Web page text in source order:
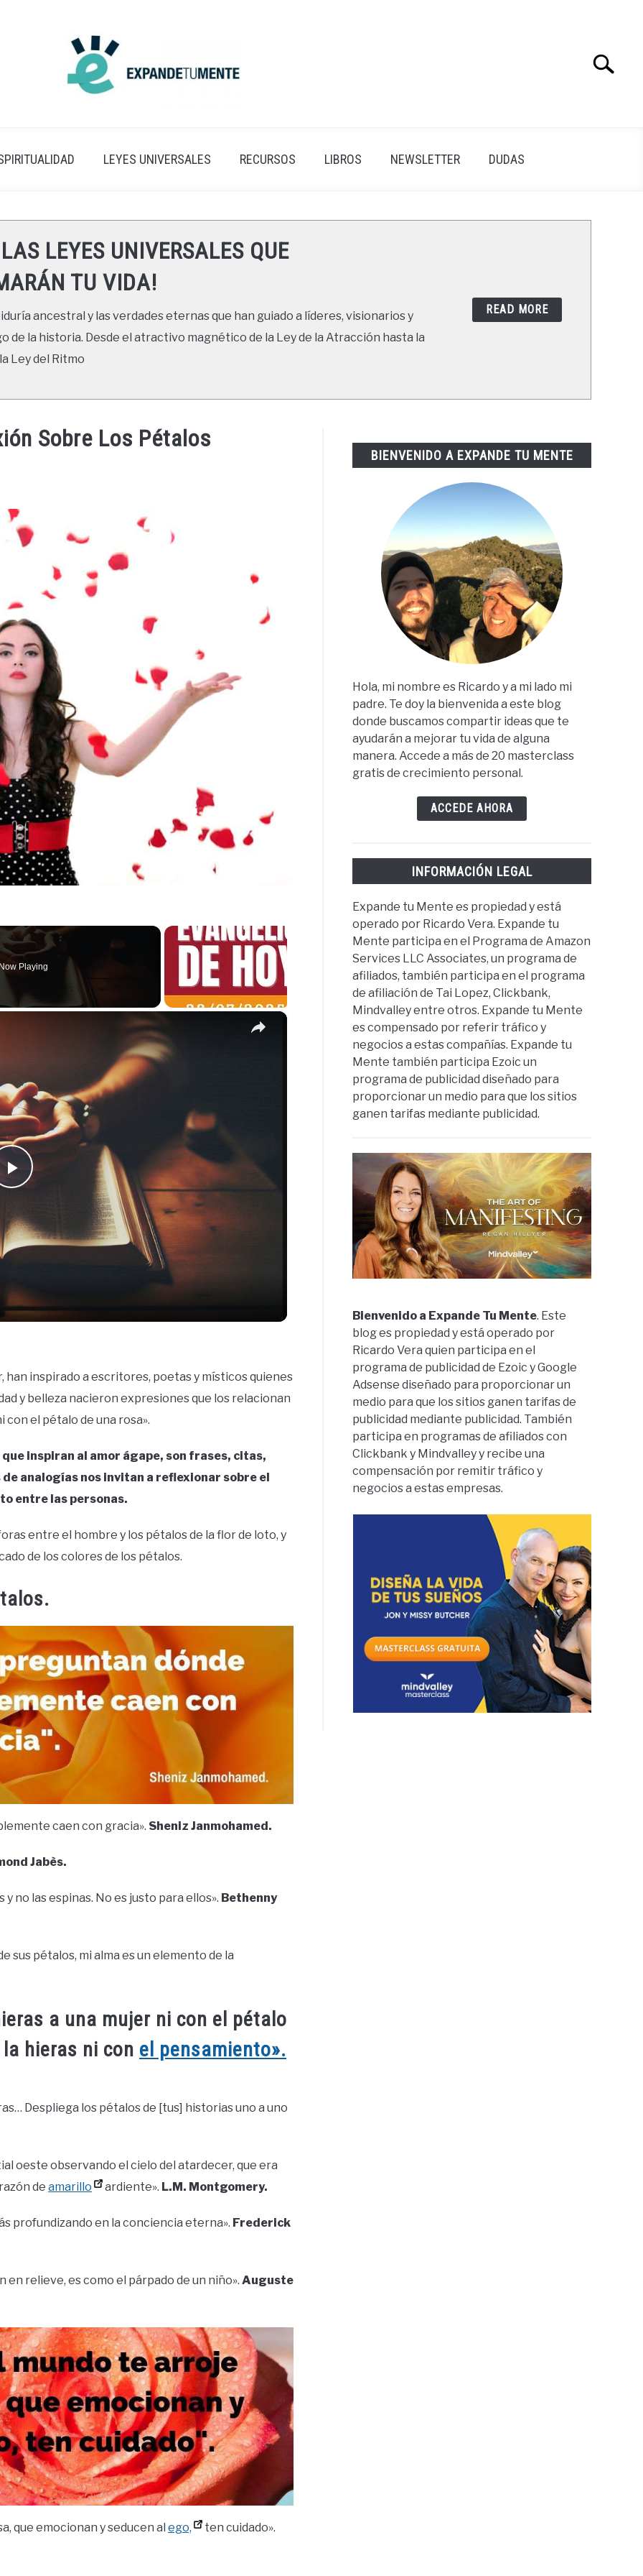
Search
LEYES UNIVERSALES RECURSOS LIBROS NEWSLETTER DUDAS
LEYES UNIVERSALES QUE
TU VIDA!
ancestral y las verdades eternas que han guiado a líderes, visionarios y
de la historia. Desde el atractivo magnético de la Ley de la Atracción hasta la
Ley del Ritmo
READ MORE
Sobre Los Pétalos
Playing
×
Play
Video
han inspirado a escritores, poetas y místicos quienes
y belleza nacieron expresiones que los relacionan
con el pétalo de una rosa».
inspiran al amor ágape, son frases, citas,
analogías nos invitan a reflexionar sobre el
entre las personas.
entre el hombre y los pétalos de la flor de loto, y
de los colores de los pétalos.
caen con gracia». Sheniz Janmohamed.
Jabès.
no las espinas. No es justo para ellos». Bethenny
sus pétalos, mi alma es un elemento de la
a una mujer ni con el pétalo
hieras ni con el pensamiento».
Despliega los pétalos de [tus] historias uno a uno
oeste observando el cielo del atardecer, que era
de amarillo ardiente». L.M. Montgomery.
profundizando en la conciencia eterna». Frederick
en relieve, es como el párpado de un niño». Auguste
que emocionan y seducen al ego, ten cuidado».
BIENVENIDO A EXPANDE TU MENTE
Hola, mi nombre es Ricardo y a mi lado mi
padre. Te doy la bienvenida a este blog
donde buscamos compartir ideas que te
ayudarán a mejorar tu vida de alguna
manera. Accede a más de 20 masterclass
gratis de crecimiento personal.
ACCEDE AHORA
INFORMACIÓN LEGAL
Expande tu Mente es propiedad y está
operado por Ricardo Vera. Expande tu
Mente participa en el Programa de Amazon
Services LLC Associates, un programa de
afiliados, también participa en el programa
de afiliación de Tai Lopez, Clickbank,
Mindvalley entre otros. Expande tu Mente
es compensado por referir tráfico y
negocios a estas compañías. Expande tu
Mente también participa Ezoic un
programa de publicidad diseñado para
proporcionar un medio para que los sitios
ganen tarifas mediante publicidad.
Bienvenido a Expande Tu Mente. Este
blog es propiedad y está operado por
Ricardo Vera quien participa en el
programa de publicidad de Ezoic y Google
Adsense diseñado para proporcionar un
medio para que los sitios ganen tarifas de
publicidad mediante publicidad. También
participa en programas de afiliados con
Clickbank y Mindvalley y recibe una
compensación por remitir tráfico y
negocios a estas empresas.